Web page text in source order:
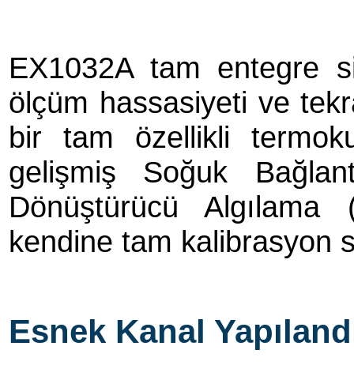
EX1032A tam entegre
ölçüm hassasiyeti ve
bir tam özellikli
gelişmiş Soğuk
Dönüştürücü
kendine tam kalibrasyon
Esnek Kanal